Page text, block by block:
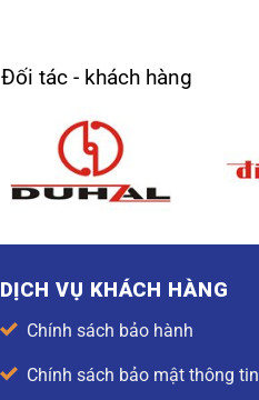
Đối tác - khách hàng
DỊCH VỤ KHÁCH HÀNG
Chính sách bảo hành
Chính sách bảo mật thông tin